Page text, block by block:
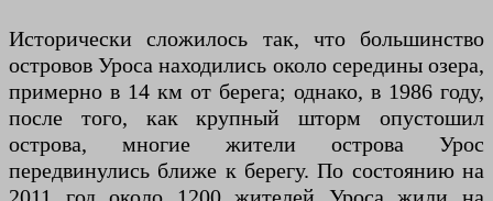
Исторически сложилось так, что большинство
островов Уроса находились около середины озера,
примерно в 14 км от берега; однако, в 1986 году,
после того, как крупный шторм опустошил
острова, многие жители острова Урос
передвинулись ближе к берегу. По состоянию на